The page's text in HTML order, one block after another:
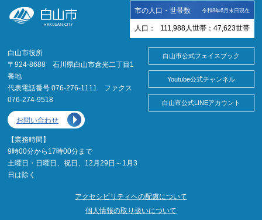
市の人口・世帯数 令和8年6月末日現在
人口： 111,988 人 世帯： 47,623世帯
白山市役所
〒924-8688 石川県白山市倉光二丁目1
番地
代表電話番号 076-276-1111 ファクス
076-274-9518
お問い合わせ
【業務時間】
9時00分から17時00分まで
土曜日・日曜日、祝日、12月29日～1月3
日は除く
白山市公式フェイスブック
Youtube公式チャンネル
白山市公式LINEアカウント
アクセシビリティへの配慮について
個人情報の取り扱いについて